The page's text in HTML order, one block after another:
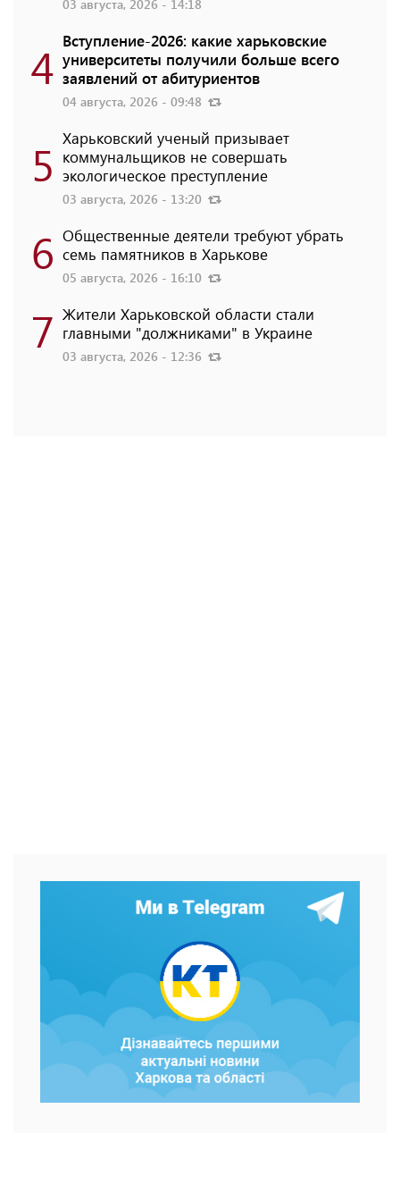
03 августа, 2026 - 14:18
4 Вступление-2026: какие харьковские
университеты получили больше всего
заявлений от абитуриентов
04 августа, 2026 - 09:48
5 Харьковский ученый призывает
коммунальщиков не совершать
экологическое преступление
03 августа, 2026 - 13:20
6 Общественные деятели требуют убрать
семь памятников в Харькове
05 августа, 2026 - 16:10
7 Жители Харьковской области стали
главными "должниками" в Украине
03 августа, 2026 - 12:36